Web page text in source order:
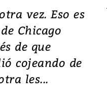
vez. Eso es
Chicago
de que
cojeando de
les...
Terremoto
y graves
Kumamoto